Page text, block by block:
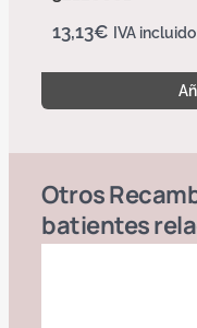
13,13€ IVA incluido
Otros
batientes